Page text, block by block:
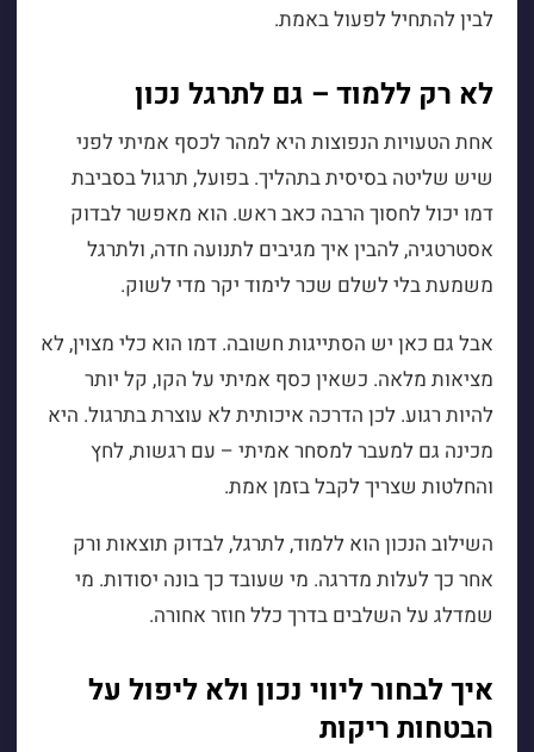
לבין להתחיל לפעול באמת.
לא רק ללמוד – גם לתרגל נכון
אחת הטעויות הנפוצות היא למהר לכסף אמיתי לפני
שיש שליטה בסיסית בתהליך. בפועל, תרגול בסביבת
דמו יכול לחסוך הרבה כאב ראש. הוא מאפשר לבדוק
אסטרטגיה, להבין איך מגיבים לתנועה חדה, ולתרגל
משמעת בלי לשלם שכר לימוד יקר מדי לשוק.
אבל גם כאן יש הסתייגות חשובה. דמו הוא כלי מצוין, לא
מציאות מלאה. כשאין כסף אמיתי על הקו, קל יותר
להיות רגוע. לכן הדרכה איכותית לא עוצרת בתרגול. היא
מכינה גם למעבר למסחר אמיתי – עם רגשות, לחץ
והחלטות שצריך לקבל בזמן אמת.
השילוב הנכון הוא ללמוד, לתרגל, לבדוק תוצאות ורק
אחר כך לעלות מדרגה. מי שעובד כך בונה יסודות. מי
שמדלג על השלבים בדרך כלל חוזר אחורה.
איך לבחור ליווי נכון ולא ליפול על
הבטחות ריקות